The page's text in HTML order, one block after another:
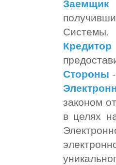
Заемщик
Системы.
Кредитор
Стороны
законом
в целях